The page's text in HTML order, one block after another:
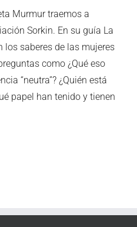
Murmur traemos a
Sorkin. En su guía La
los saberes de las mujeres
como ¿Qué eso
“neutra”? ¿Quién está
papel han tenido y tienen